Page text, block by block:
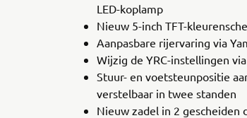
LED-koplamp
Nieuw 5-inch TFT-
Aanpasbare rijervaring via
Wijzig de YRC-instellingen
Stuur- en voetsteunpositie
verstelbaar in twee standen
Nieuw zadel in 2 gescheiden